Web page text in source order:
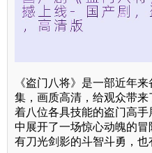
《盗门八将》是一部近年
集，画质高清，给观众带
着八位各具技能的盗门高
中展开了一场惊心动魄的
有刀光剑影的斗智斗勇，也